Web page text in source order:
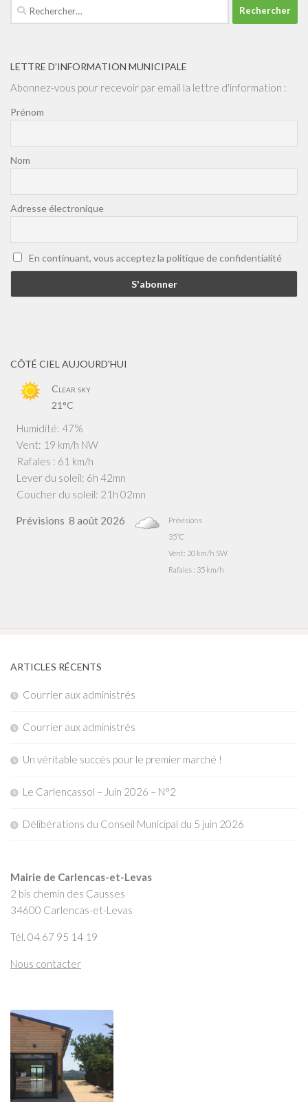
Rechercher :
LETTRE D’INFORMATION MUNICIPALE
Abonnez-vous pour recevoir par email la lettre d'information :
Prénom
Nom
Adresse électronique
En continuant, vous acceptez la politique de confidentialité
CÔTÉ CIEL AUJOURD'HUI
Clear sky
21°C
Humidité: 47%
Vent: 19 km/h NW
Rafales : 61 km/h
Lever du soleil: 6h 42mn
Coucher du soleil: 21h 02mn
Prévisions 8 août 2026
Prévisions
35°C
Vent: 20 km/h SW
Rafales : 35 km/h
ARTICLES RÉCENTS
Courrier aux administrés
Courrier aux administrés
Un véritable succès pour le premier marché !
Le Carlencassol – Juin 2026 – N°2
Délibérations du Conseil Municipal du 5 juin 2026
Mairie de Carlencas-et-Levas
2 bis chemin des Causses
34600 Carlencas-et-Levas
Tél. 04 67 95 14 19
Nous contacter